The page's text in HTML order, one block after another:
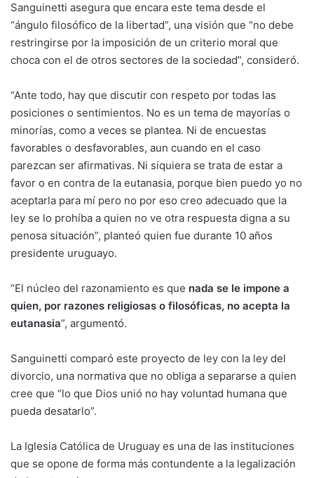
Sanguinetti asegura que encara este tema desde el
“ángulo filosófico de la libertad”, una visión que “no debe
restringirse por la imposición de un criterio moral que
choca con el de otros sectores de la sociedad”, consideró.
“Ante todo, hay que discutir con respeto por todas las
posiciones o sentimientos. No es un tema de mayorías o
minorías, como a veces se plantea. Ni de encuestas
favorables o desfavorables, aun cuando en el caso
parezcan ser afirmativas. Ni siquiera se trata de estar a
favor o en contra de la eutanasia, porque bien puedo yo no
aceptarla para mí pero no por eso creo adecuado que la
ley se lo prohíba a quien no ve otra respuesta digna a su
penosa situación”, planteó quien fue durante 10 años
presidente uruguayo.
“El núcleo del razonamiento es que nada se le impone a
quien, por razones religiosas o filosóficas, no acepta la
eutanasia”, argumentó.
Sanguinetti comparó este proyecto de ley con la ley del
divorcio, una normativa que no obliga a separarse a quien
cree que “lo que Dios unió no hay voluntad humana que
pueda desatarlo”.
La Iglesia Católica de Uruguay es una de las instituciones
que se opone de forma más contundente a la legalización